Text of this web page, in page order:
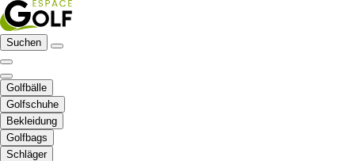
Suchen
Golfbälle
Golfschuhe
Bekleidung
Golfbags
Schläger